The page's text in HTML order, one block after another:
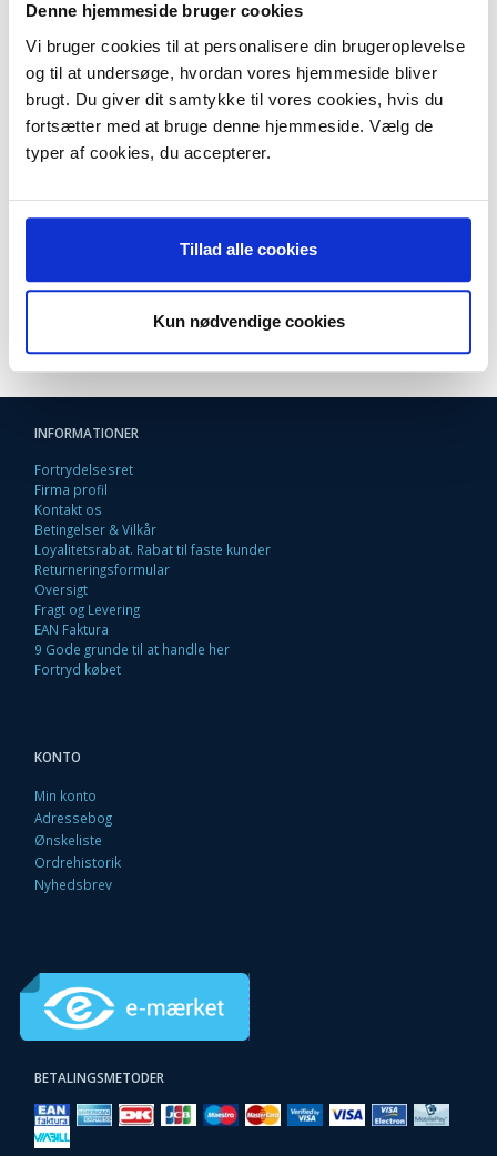
Denne hjemmeside bruger cookies
Vi bruger cookies til at personalisere din brugeroplevelse
og til at undersøge, hvordan vores hjemmeside bliver
brugt. Du giver dit samtykke til vores cookies, hvis du
fortsætter med at bruge denne hjemmeside. Vælg de
typer af cookies, du accepterer.
Tillad alle cookies
Kun nødvendige cookies
Volta U157
Volta U157A
Volta U165
Volta U173
Volta U178
Volta U179
Volta U196
Volta U200
Volta U202
Volta U203
Indhold:
5 stk. støvsugerposer
INFORMATIONER
Fortrydelsesret
Firma profil
Kontakt os
Betingelser & Vilkår
Loyalitetsrabat. Rabat til faste kunder
Returneringsformular
Oversigt
Fragt og Levering
EAN Faktura
9 Gode grunde til at handle her
Fortryd købet
KONTO
Min konto
Adressebog
Ønskeliste
Ordrehistorik
Nyhedsbrev
BETALINGSMETODER